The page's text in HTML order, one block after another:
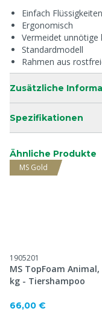
Einfach
Ergonomisch
Vermeidet unnötige
Standardmodell
Rahmen aus
Zusätzliche
Spezifikationen
Ähnliche Produkte
MS Gold
1905201
MS TopFoam Animal,
kg - Tiershampoo
66,00 €